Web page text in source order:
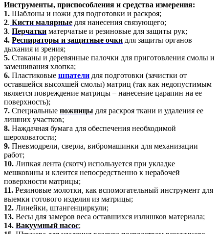
Инструменты, приспособления и средства измерения:
1. Шаблоны и ножи для подготовки и раскроя;
2. Кисти малярные для нанесения связующего;
3. Перчатки матерчатые и резиновые для защиты рук;
4. Респираторы и защитные очки для защиты органов
дыхания и зрения;
5. Стаканы и деревянные палочки для приготовления смолы и
замешивания хлопка;
6. Пластиковые шпатели для подготовки (зачистки от
оставшейся высохшей смолы) матриц (так как недопустимым
является повреждение матрицы – нанесение царапин на ее
поверхность);
7. Специальные ножницы для раскроя ткани и удаления ее
лишних участков;
8. Наждачная бумага для обеспечения необходимой
шероховатости;
9. Пневмодрели, сверла, вибромашинки для механизации
работ;
10. Липкая лента (скотч) используется при укладке
мешковины и клеится непосредственно к нерабочей
поверхности матрицы;
11. Резиновые молотки, как вспомогательный инструмент для
выемки готового изделия из матрицы;
12. Линейки, штангенциркули;
13. Весы для замеров веса оставшихся излишков материала;
14. Вакуумный насос;